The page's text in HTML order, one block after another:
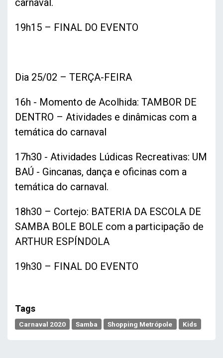
carnaval.
19h15 – FINAL DO EVENTO
Dia 25/02 – TERÇA-FEIRA
16h - Momento de Acolhida: TAMBOR DE
DENTRO – Atividades e dinâmicas com a
temática do carnaval
17h30 - Atividades Lúdicas Recreativas: UM
BAÚ - Gincanas, dança e oficinas com a
temática do carnaval.
18h30 – Cortejo: BATERIA DA ESCOLA DE
SAMBA BOLE BOLE com a participação de
ARTHUR ESPÍNDOLA
19h30 – FINAL DO EVENTO
Tags
Carnaval 2020 Samba Shopping Metrópole Kids